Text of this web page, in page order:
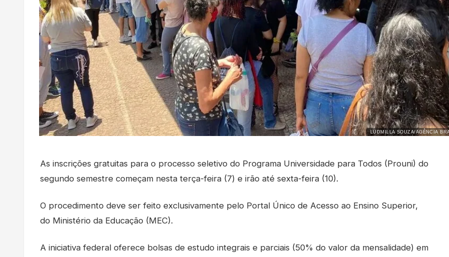
LUDMILLA SOUZA/AGÊNCIA
As inscrições gratuitas para o processo seletivo do Programa Universidade para Todos (Prouni) do
segundo semestre começam nesta terça-feira (7) e irão até sexta-feira (10).
O procedimento deve ser feito exclusivamente pelo Portal Único de Acesso ao Ensino Superior,
do Ministério da Educação (MEC).
A iniciativa federal oferece bolsas de estudo integrais e parciais (50% do valor da mensalidade) em